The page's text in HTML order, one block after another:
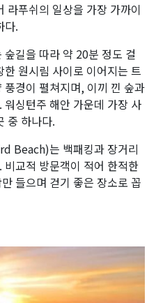
라푸쉬의 일상을 가장 가까이
다.
길을 따라 약 20분 정도 걸
원시림 사이로 이어지는 트
경이 펼쳐지며, 이끼 낀 숲과
싱턴주 해안 가운데 가장 사
중 하나다.
Beach)는 백패킹과 장거리
교적 방문객이 적어 한적한
들으며 걷기 좋은 장소로 꼽